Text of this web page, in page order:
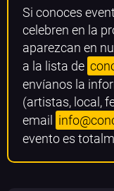
Si conoces
celebren en la
aparezcan en
a la lista de
envíanos la
(artistas, local,
email
evento es